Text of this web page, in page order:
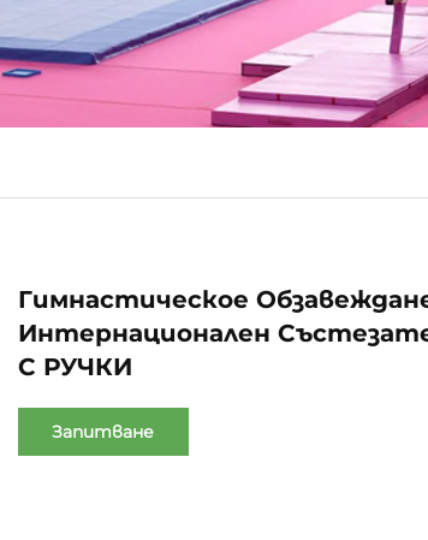
Гимнастическое
Интернационален
С РУЧКИ
Запитване